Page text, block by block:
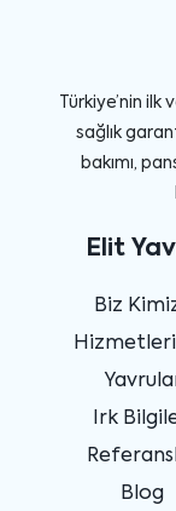
Türkiye’nin ilk
sağlık
bakımı,
Elit
Biz
Irk
Blog